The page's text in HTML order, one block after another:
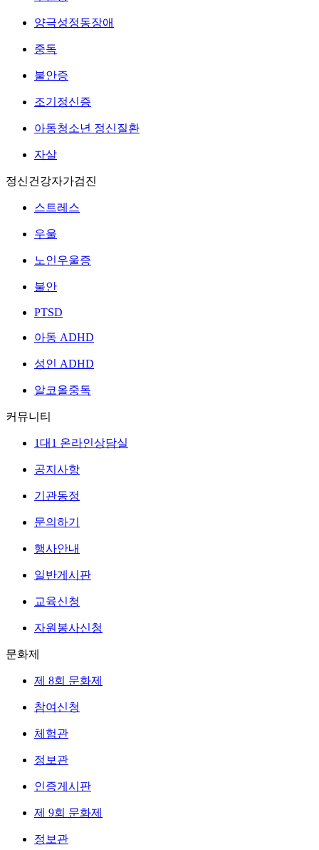
양극성정동장애
중독
불안증
조기정신증
아동청소년 정신질환
자살
정신건강자가검진
스트레스
우울
노인우울증
불안
PTSD
아동 ADHD
성인 ADHD
알코올중독
커뮤니티
1대1 온라인상담실
공지사항
기관동정
문의하기
행사안내
일반게시판
교육신청
자원봉사신청
문화제
제 8회 문화제
참여신청
체험관
정보관
인증게시판
제 9회 문화제
정보관